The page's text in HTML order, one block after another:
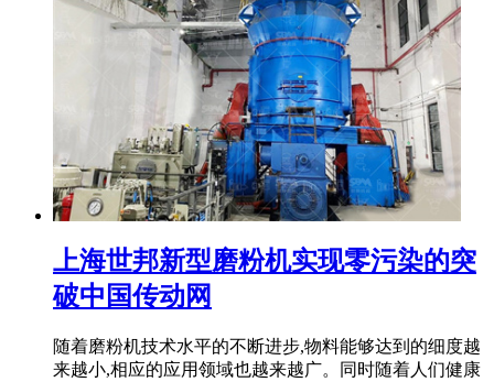
上海世邦新型磨粉机实现零污染的突
破中国传动网
随着磨粉机技术水平的不断进步,物料能够达到的细度越
来越小,相应的应用领域也越来越广。同时随着人们健康